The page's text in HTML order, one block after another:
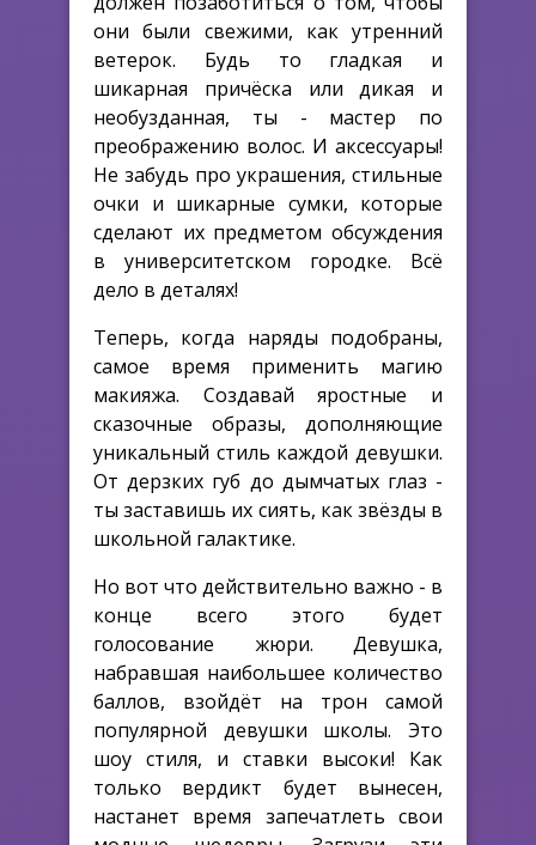
они были свежими, как утренний
ветерок. Будь то гладкая и
шикарная причёска или дикая и
необузданная, ты - мастер по
преображению волос. И аксессуары!
Не забудь про украшения, стильные
очки и шикарные сумки, которые
сделают их предметом обсуждения
в университетском городке. Всё
дело в деталях!
Теперь, когда наряды подобраны,
самое время применить магию
макияжа. Создавай яростные и
сказочные образы, дополняющие
уникальный стиль каждой девушки.
От дерзких губ до дымчатых глаз -
ты заставишь их сиять, как звёзды в
школьной галактике.
Но вот что действительно важно - в
конце всего этого будет
голосование жюри. Девушка,
набравшая наибольшее количество
баллов, взойдёт на трон самой
популярной девушки школы. Это
шоу стиля, и ставки высоки! Как
только вердикт будет вынесен,
настанет время запечатлеть свои